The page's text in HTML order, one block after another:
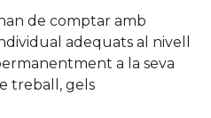
de comptar amb
adequats al nivell
a la seva
treball, gels